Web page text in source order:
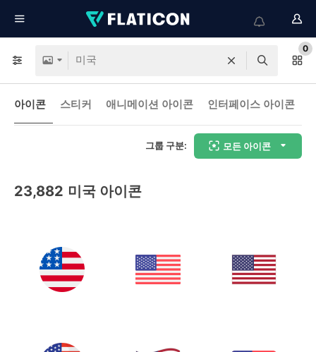
0
아이콘 스티커 애니메이션 아이콘 인터페이스 아이콘
그룹 구분: 모든 아이콘
23,882 미국 아이콘